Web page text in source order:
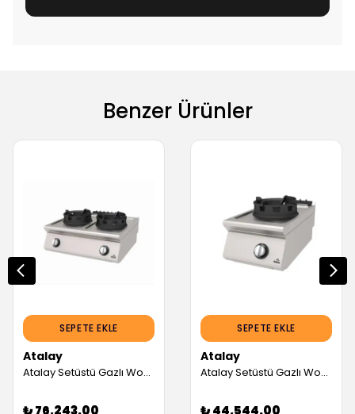
Benzer Ürünler
SEPETE EKLE
Atalay
Atalay Setüstü Gazlı Wok Ocak (Servis Garantili)
₺ 76,243.00
SEPETE EKLE
Atalay
Atalay Setüstü Gazlı Wok Ocak (Servis Garantili)
₺ 44,544.00